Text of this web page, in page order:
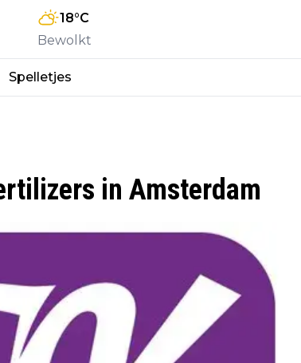
18°C
Bewolkt
Spelletjes
in Amsterdam